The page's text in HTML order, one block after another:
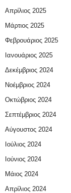
Απρίλιος 2025
Μάρτιος 2025
Φεβρουάριος 2025
Ιανουάριος 2025
Δεκέμβριος 2024
Νοέμβριος 2024
Οκτώβριος 2024
Σεπτέμβριος 2024
Αύγουστος 2024
Ιούλιος 2024
Ιούνιος 2024
Μάιος 2024
Απρίλιος 2024